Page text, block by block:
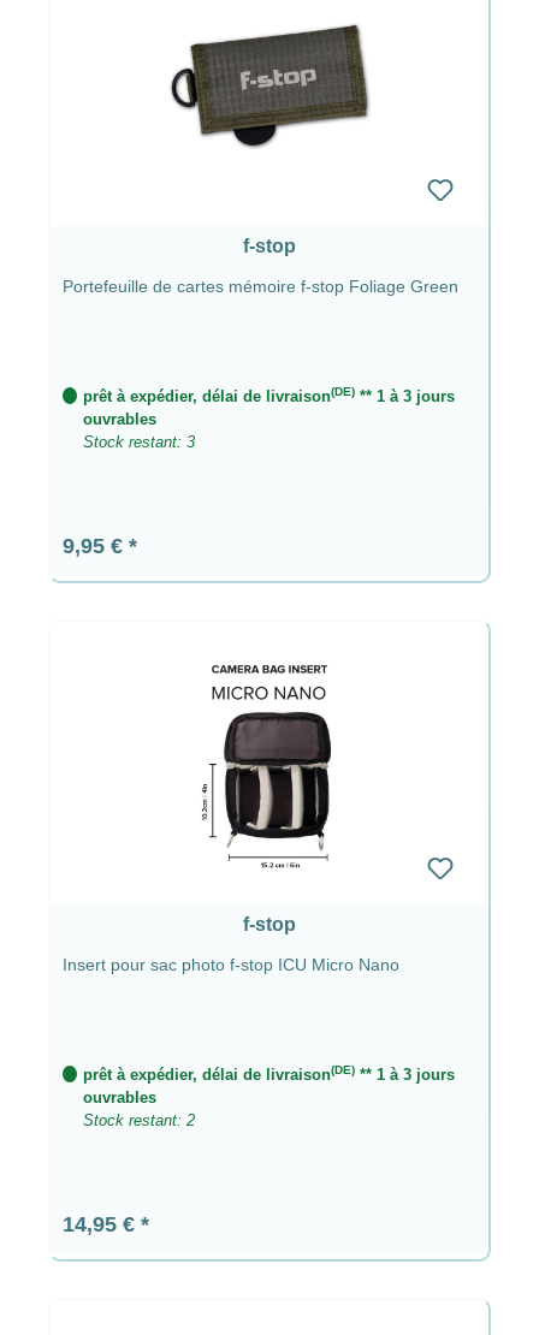
Stop sont conçus pour ranger le matériel photo
en toute sécurité tout en restant agréables à
porter. La fonctionnalité et le style sont ainsi
combinés de manière optimale.
f-stop
Portefeuille de cartes mémoire f-stop Foliage Green
prêt à expédier, délai de livraison(DE) ** 1 à 3 jours
ouvrables
Stock restant: 3
Prix régulier :
9,95 €
f-stop
Insert pour sac photo f-stop ICU Micro Nano
prêt à expédier, délai de livraison(DE) ** 1 à 3 jours
ouvrables
Stock restant: 2
Prix régulier :
14,95 €